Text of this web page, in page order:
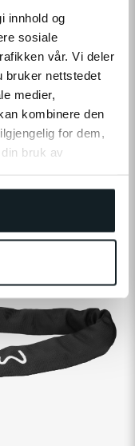
innhold og
sosiale
vår. Vi deler
bruker nettstedet
medier,
kombinere den
for dem,
bruk av
objekter
materialer
stålkæde,